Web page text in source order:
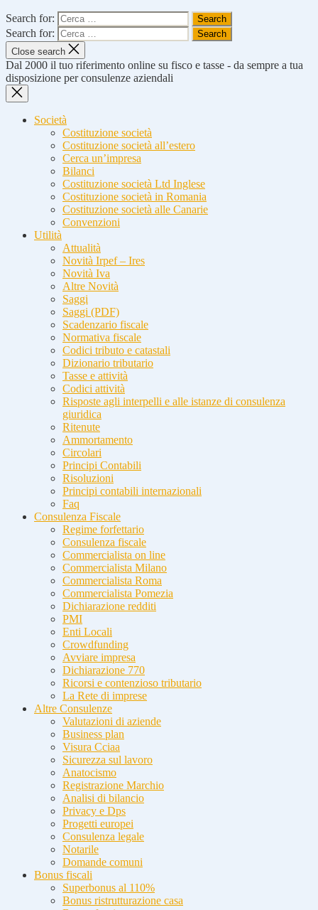
Search for:
Search for:
Close search
Dal 2000 il tuo riferimento online su fisco e tasse - da sempre a tua
disposizione per consulenze aziendali
Società
Costituzione società
Costituzione società all’estero
Cerca un’impresa
Bilanci
Costituzione società Ltd Inglese
Costituzione società in Romania
Costituzione società alle Canarie
Convenzioni
Utilità
Attualità
Novità Irpef – Ires
Novità Iva
Altre Novità
Saggi
Saggi (PDF)
Scadenzario fiscale
Normativa fiscale
Codici tributo e catastali
Dizionario tributario
Tasse e attività
Codici attività
Risposte agli interpelli e alle istanze di consulenza
giuridica
Ritenute
Ammortamento
Circolari
Principi Contabili
Risoluzioni
Principi contabili internazionali
Faq
Consulenza Fiscale
Regime forfettario
Consulenza fiscale
Commercialista on line
Commercialista Milano
Commercialista Roma
Commercialista Pomezia
Dichiarazione redditi
PMI
Enti Locali
Crowdfunding
Avviare impresa
Dichiarazione 770
Ricorsi e contenzioso tributario
La Rete di imprese
Altre Consulenze
Valutazioni di aziende
Business plan
Visura Cciaa
Sicurezza sul lavoro
Anatocismo
Registrazione Marchio
Analisi di bilancio
Privacy e Dps
Progetti europei
Consulenza legale
Notarile
Domande comuni
Bonus fiscali
Superbonus al 110%
Bonus ristrutturazione casa